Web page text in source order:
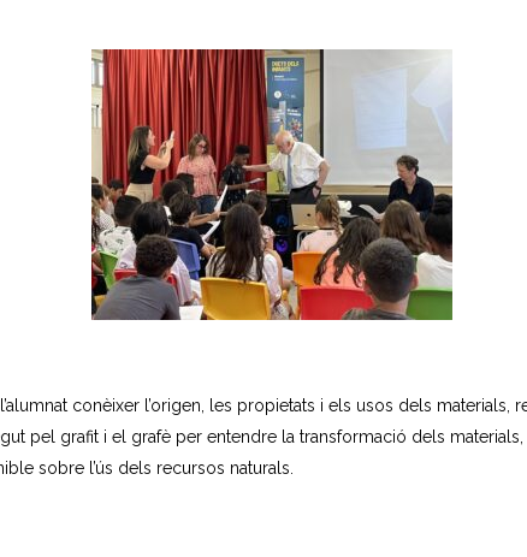
conèixer l’origen, les propietats i els usos dels materials,
pel grafit i el grafè per entendre la transformació dels
sobre l’ús dels recursos naturals.